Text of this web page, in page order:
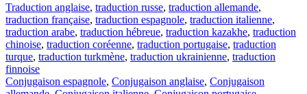
Traduction anglaise, traduction russe, traduction allemande,
traduction française, traduction espagnole, traduction italienne,
traduction arabe, traduction hébreue, traduction kazakhe, traduction
chinoise, traduction coréenne, traduction portugaise, traduction
turque, traduction turkmène, traduction ukrainienne, traduction
finnoise
Conjugaison espagnole, Conjugaison anglaise, Conjugaison